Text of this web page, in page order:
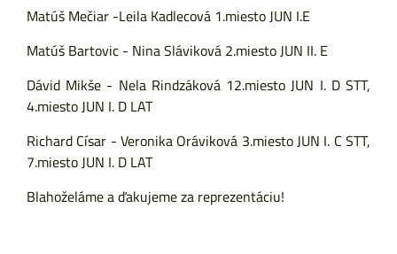
Matúš Mečiar -Leila Kadlecová 1.miesto JUN I.E
Matúš Bartovic - Nina Sláviková 2.miesto JUN II. E
Dávid Mikše - Nela Rindzáková 12.miesto JUN I. D STT,
4.miesto JUN I. D LAT
Richard Císar - Veronika Oráviková 3.miesto JUN I. C STT,
7.miesto JUN I. D LAT
Blahoželáme a ďakujeme za reprezentáciu!